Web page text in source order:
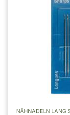
NÄHNADELN LANG